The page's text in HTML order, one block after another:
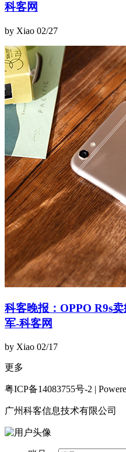
科客网
by Xiao 02/27
科客晚报：OPPO R9s
军-科客网
by Xiao 02/17
更多
粤ICP备14083755号-2 |
广州科客信息技术有限公司